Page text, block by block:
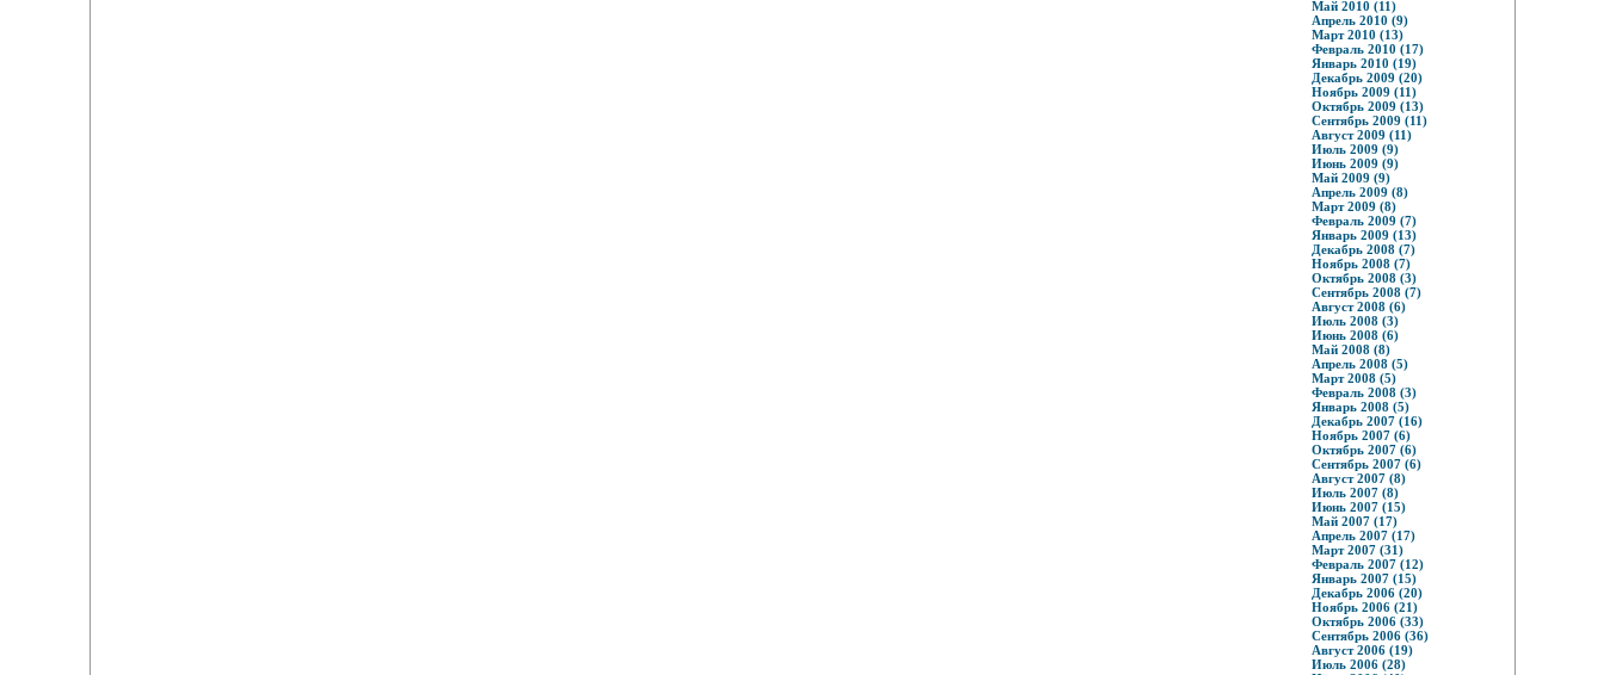
Май 2010 (11)
Апрель 2010 (9)
Март 2010 (13)
Февраль 2010 (17)
Январь 2010 (19)
Декабрь 2009 (20)
Ноябрь 2009 (11)
Октябрь 2009 (13)
Сентябрь 2009 (11)
Август 2009 (11)
Июль 2009 (9)
Июнь 2009 (9)
Май 2009 (9)
Апрель 2009 (8)
Март 2009 (8)
Февраль 2009 (7)
Январь 2009 (13)
Декабрь 2008 (7)
Ноябрь 2008 (7)
Октябрь 2008 (3)
Сентябрь 2008 (7)
Август 2008 (6)
Июль 2008 (3)
Июнь 2008 (6)
Май 2008 (8)
Апрель 2008 (5)
Март 2008 (5)
Февраль 2008 (3)
Январь 2008 (5)
Декабрь 2007 (16)
Ноябрь 2007 (6)
Октябрь 2007 (6)
Сентябрь 2007 (6)
Август 2007 (8)
Июль 2007 (8)
Июнь 2007 (15)
Май 2007 (17)
Апрель 2007 (17)
Март 2007 (31)
Февраль 2007 (12)
Январь 2007 (15)
Декабрь 2006 (20)
Ноябрь 2006 (21)
Октябрь 2006 (33)
Сентябрь 2006 (36)
Август 2006 (19)
Июль 2006 (28)